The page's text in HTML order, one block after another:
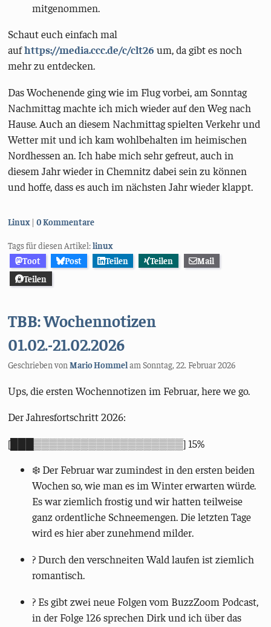
mitgenommen.
Schaut euch einfach mal
aufhttps://media.ccc.de/c/clt26 um, da gibt es noch
mehr zu entdecken.
Das Wochenende ging wie im Flug vorbei, am Sonntag
Nachmittag machte ich mich wieder auf den Weg nach
Hause. Auch an diesem Nachmittag spielten Verkehr und
Wetter mit und ich kam wohlbehalten im heimischen
Nordhessen an. Ich habe mich sehr gefreut, auch in
diesem Jahr wieder in Chemnitz dabei sein zu können
und hoffe, dass es auch im nächsten Jahr wieder klappt.
Kategorien:
Linux 0 Kommentare
Tags für diesen Artikel:linux
Toot
Post Teilen Teilen
Mail
Teilen
TBB: Wochennotizen
01.02.-21.02.2026
Geschrieben vonMario HommelamSonntag, 22. Februar 2026
Ups, die ersten Wochennotizen im Februar, here we go.
Der Jahresfortschritt 2026:
[███▒▒▒▒▒▒▒▒▒▒▒▒▒▒▒▒▒▒▒] 15%
❄️ Der Februar war zumindest in den ersten beiden
Wochen so, wie man es im Winter erwarten würde.
Es war ziemlich frostig und wir hatten teilweise
ganz ordentliche Schneemengen. Die letzten Tage
wird es hier aber zunehmend milder.
? Durch den verschneiten Wald laufen ist ziemlich
romantisch.
?️ Es gibt zwei neue Folgen vom BuzzZoom Podcast,
in der Folge 126 sprechen Dirk und ich über das